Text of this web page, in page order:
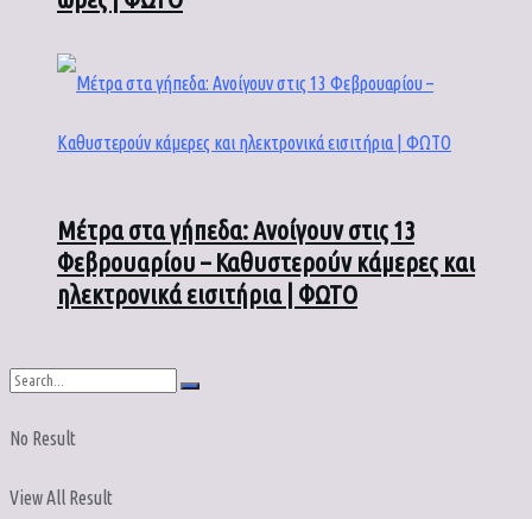
Μέτρα στα γήπεδα: Ανοίγουν στις 13
Φεβρουαρίου – Καθυστερούν κάμερες και
ηλεκτρονικά εισιτήρια | ΦΩΤΟ
No Result
View All Result